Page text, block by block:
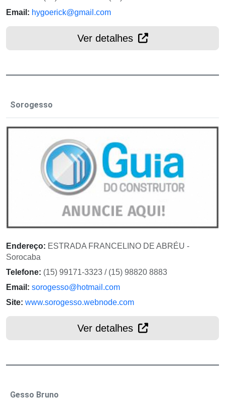
Email: hygoerick@gmail.com
Ver detalhes
Sorogesso
Endereço: ESTRADA FRANCELINO DE ABRÉU -
Sorocaba
Telefone: (15) 99171-3323 / (15) 98820 8883
Email: sorogesso@hotmail.com
Site: www.sorogesso.webnode.com
Ver detalhes
Gesso Bruno